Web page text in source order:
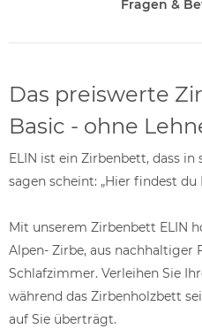
Fragen &
Das preiswerte
Basic - ohne
ELIN ist ein Zirbenbett, dass
sagen scheint: „Hier findest du
Mit unserem Zirbenbett ELIN
Alpen- Zirbe, aus nachhaltiger
Schlafzimmer. Verleihen Sie
während das Zirbenholzbett
auf Sie überträgt.